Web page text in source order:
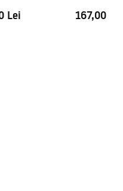
Lei 167,00 Lei